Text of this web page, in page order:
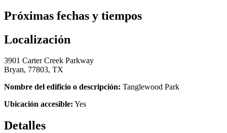
Próximas fechas y tiempos
Localización
3901 Carter Creek Parkway
Bryan, 77803, TX
Nombre del edificio o descripción: Tanglewood Park
Ubicación accesible: Yes
Detalles